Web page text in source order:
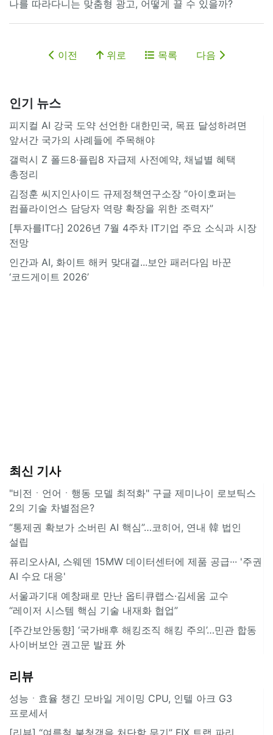
나를 따라다니는 맞춤형 광고, 어떻게 끌 수 있을까?
이전 위로 목록 다음
인기 뉴스
피지컬 AI 강국 도약 선언한 대한민국, 목표 달성하려면
앞서간 국가의 사례들에 주목해야
갤럭시 Z 폴드8·플립8 자급제 사전예약, 채널별 혜택
총정리
김정훈 씨지인사이드 규제정책연구소장 “아이호퍼는
컴플라이언스 담당자 역량 확장을 위한 조력자”
[투자를IT다] 2026년 7월 4주차 IT기업 주요 소식과 시장
전망
인간과 AI, 화이트 해커 맞대결...보안 패러다임 바꾼
‘코드게이트 2026’
최신 기사
"비전ㆍ언어ㆍ행동 모델 최적화" 구글 제미나이 로보틱스
2의 기술 차별점은?
“통제권 확보가 소버린 AI 핵심”…코히어, 연내 韓 법인
설립
퓨리오사AI, 스웨덴 15MW 데이터센터에 제품 공급··· '주권
AI 수요 대응'
서울과기대 예창패로 만난 옵티큐랩스·김세움 교수
“레이저 시스템 핵심 기술 내재화 협업”
[주간보안동향] ‘국가배후 해킹조직 해킹 주의’…민관 합동
사이버보안 권고문 발표 外
리뷰
성능ㆍ효율 챙긴 모바일 게이밍 CPU, 인텔 아크 G3
프로세서
[리뷰] “여름철 불청객을 처단할 무기” FIX 트랩 파리